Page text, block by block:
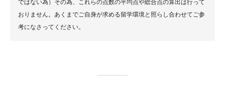
ではない為）その為、これらの点数の平均点や総合点の算出は行って
おりません。あくまでご自身が求める留学環境と照らし合わせてご参
考になさってください。